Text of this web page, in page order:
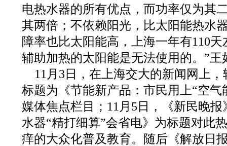
电热水器的所有优点，而功率仅为其
其两倍；不依赖阳光，比太阳能热水
障率也比太阳能高，上海一年有110
辅助加热的太阳能是无法使用的。”
11月3日，在上海交大的新闻网上
标题为《节能新产品：市民用上“空
媒体焦点栏目；11月5日，《新民晚
水器“精打细算”会省电》为标题对此
痒的大众化普及教育。随后《解放日